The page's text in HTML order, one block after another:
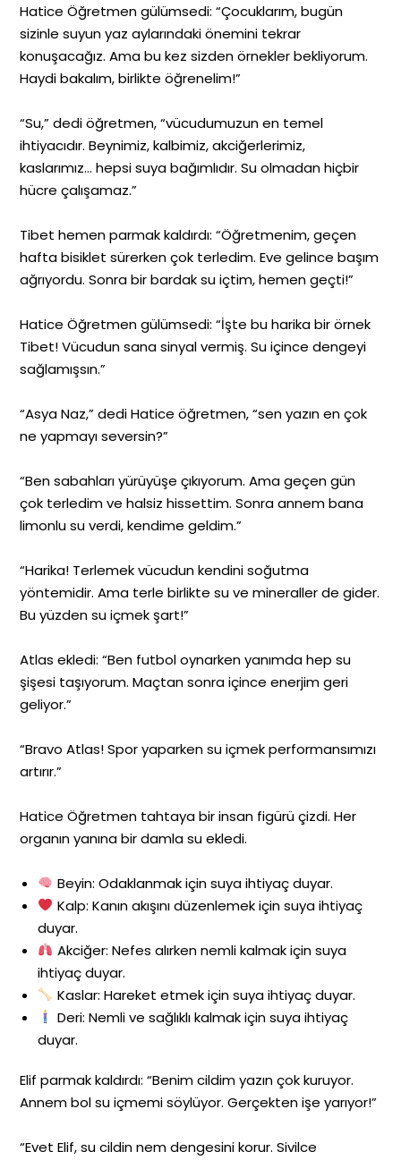
Hatice Öğretmen gülümsedi: “Çocuklarım, bugün
sizinle suyun yaz aylarındaki önemini tekrar
konuşacağız. Ama bu kez sizden örnekler bekliyorum.
Haydi bakalım, birlikte öğrenelim!”
“Su,” dedi öğretmen, “vücudumuzun en temel
ihtiyacıdır. Beynimiz, kalbimiz, akciğerlerimiz,
kaslarımız… hepsi suya bağımlıdır. Su olmadan hiçbir
hücre çalışamaz.”
Tibet hemen parmak kaldırdı: “Öğretmenim, geçen
hafta bisiklet sürerken çok terledim. Eve gelince başım
ağrıyordu. Sonra bir bardak su içtim, hemen geçti!”
Hatice Öğretmen gülümsedi: “İşte bu harika bir örnek
Tibet! Vücudun sana sinyal vermiş. Su içince dengeyi
sağlamışsın.”
“Asya Naz,” dedi Hatice öğretmen, “sen yazın en çok
ne yapmayı seversin?”
“Ben sabahları yürüyüşe çıkıyorum. Ama geçen gün
çok terledim ve halsiz hissettim. Sonra annem bana
limonlu su verdi, kendime geldim.”
“Harika! Terlemek vücudun kendini soğutma
yöntemidir. Ama terle birlikte su ve mineraller de gider.
Bu yüzden su içmek şart!”
Atlas ekledi: “Ben futbol oynarken yanımda hep su
şişesi taşıyorum. Maçtan sonra içince enerjim geri
geliyor.”
“Bravo Atlas! Spor yaparken su içmek performansımızı
artırır.”
Hatice Öğretmen tahtaya bir insan figürü çizdi. Her
organın yanına bir damla su ekledi.
Beyin: Odaklanmak için suya ihtiyaç duyar.
Kalp: Kanın akışını düzenlemek için suya ihtiyaç
duyar.
Akciğer: Nefes alırken nemli kalmak için suya
ihtiyaç duyar.
Kaslar: Hareket etmek için suya ihtiyaç duyar.
Deri: Nemli ve sağlıklı kalmak için suya ihtiyaç
duyar.
Elif parmak kaldırdı: “Benim cildim yazın çok kuruyor.
Annem bol su içmemi söylüyor. Gerçekten işe yarıyor!”
“Evet Elif, su cildin nem dengesini korur. Sivilce